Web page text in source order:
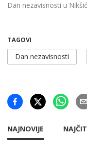
Dan nezavisnosti u
TAGOVI
Dan nezavisnosti
NAJNOVIJE